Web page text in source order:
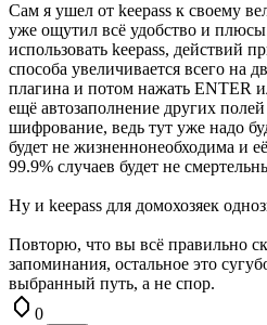
Сам я ушел от keepass к своему
уже ощутил всё удобство и
использовать keepass, действий
способа увеличивается всего на
плагина и потом нажать ENTER
ещё автозаполнение других
шифрование, ведь тут уже надо
будет не жизненнонеобходима и
99.9% случаев будет не
Ну и keepass для домохозяек
Повторю, что вы всё правильно
запоминания, остальное это
выбранный путь, а не спор.
0